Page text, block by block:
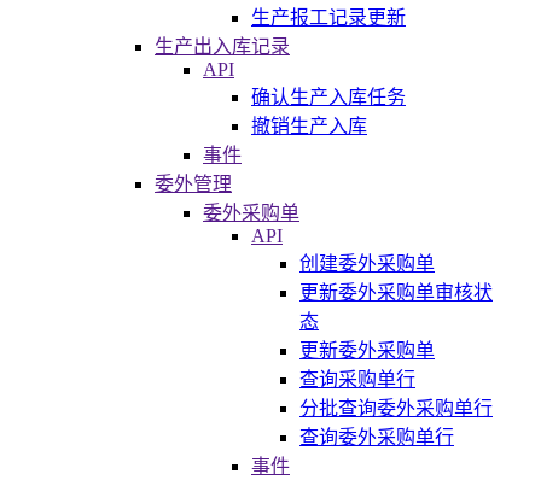
生产报工记录更新
生产出入库记录
API
确认生产入库任务
撤销生产入库
事件
委外管理
委外采购单
API
创建委外采购单
更新委外采购单审核状
态
更新委外采购单
查询采购单行
分批查询委外采购单行
查询委外采购单行
事件